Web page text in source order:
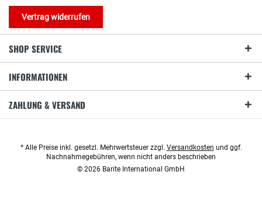
Vertrag widerrufen
SHOP SERVICE
INFORMATIONEN
ZAHLUNG & VERSAND
* Alle Preise inkl. gesetzl. Mehrwertsteuer zzgl. Versandkosten und ggf.
Nachnahmegebühren, wenn nicht anders beschrieben
© 2026 Barite International GmbH